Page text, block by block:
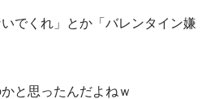
でくれ」とか「バレンタイン嫌
と思ったんだよねｗ